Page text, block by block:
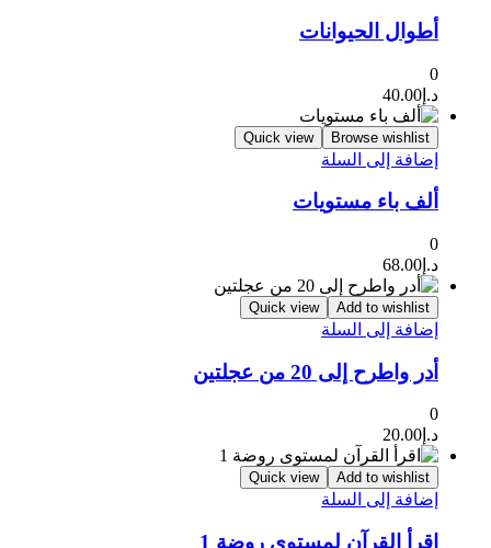
أطوال الحيوانات
0
د.إ 40.00
Browse wishlist
Quick view
إضافة إلى السلة
ألف باء مستويات
0
د.إ 68.00
Add to wishlist
Quick view
إضافة إلى السلة
أدر واطرح إلى 20 من عجلتين
0
د.إ 20.00
Add to wishlist
Quick view
إضافة إلى السلة
اقرأ القرآن لمستوى روضة 1